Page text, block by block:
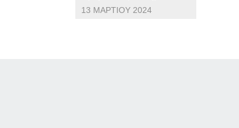
13 ΜΑΡΤΊΟΥ 2024